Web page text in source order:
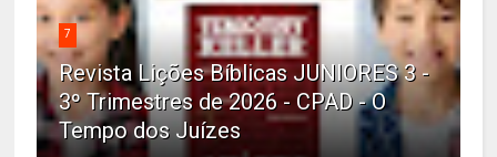
7
Revista Lições Bíblicas JUNIORES 3 -
3º Trimestres de 2026 - CPAD - O
Tempo dos Juízes